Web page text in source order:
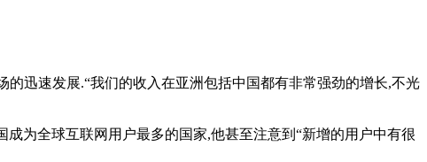
迅速发展.“我们的收入在亚洲包括中国都有非常强劲的增长,不光
为全球互联网用户最多的国家,他甚至注意到“新增的用户中有很